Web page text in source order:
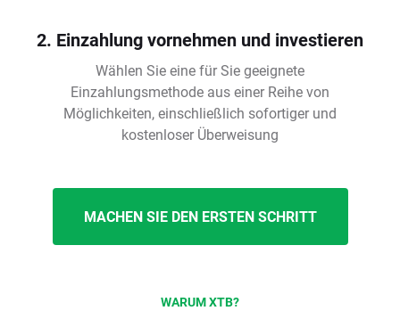
2. Einzahlung vornehmen und investieren
Wählen Sie eine für Sie geeignete
Einzahlungsmethode aus einer Reihe von
Möglichkeiten, einschließlich sofortiger und
kostenloser Überweisung
MACHEN SIE DEN ERSTEN SCHRITT
WARUM XTB?